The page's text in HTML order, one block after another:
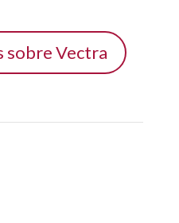
sobre Vectra